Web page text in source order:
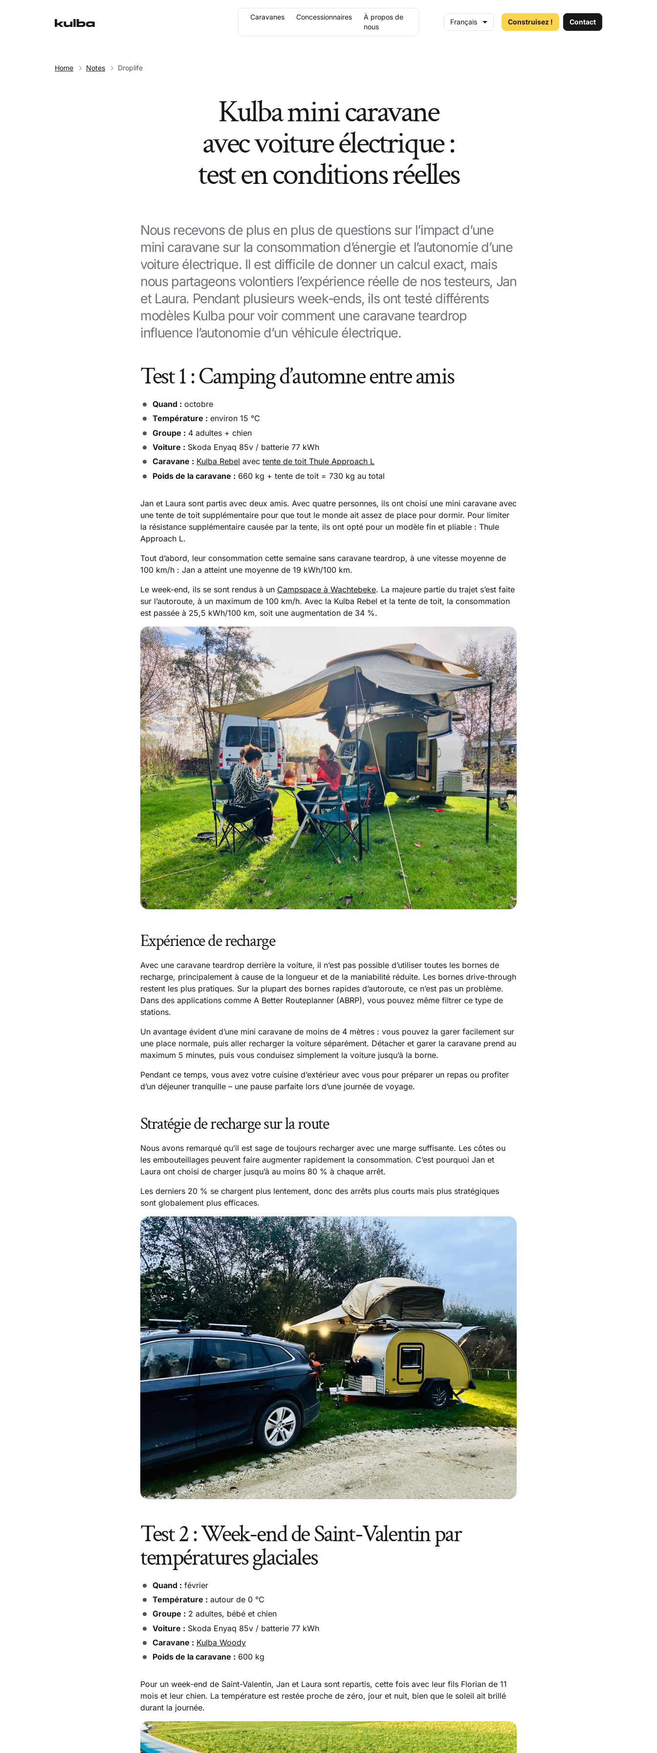
Caravanes Concessionnaires
À propos de
nous
Français Construisez ! Contact
Home Notes Droplife
Kulba mini caravane
avec voiture électrique :
test en conditions réelles
Nous recevons de plus en plus de questions sur l’impact d’une
mini caravane sur la consommation d’énergie et l’autonomie d’une
voiture électrique. Il est difficile de donner un calcul exact, mais
nous partageons volontiers l’expérience réelle de nos testeurs, Jan
et Laura. Pendant plusieurs week-ends, ils ont testé différents
modèles Kulba pour voir comment une caravane teardrop
influence l’autonomie d’un véhicule électrique.
Test 1 : Camping d’automne entre amis
Quand : octobre
Température : environ 15 °C
Groupe : 4 adultes + chien
Voiture : Skoda Enyaq 85v / batterie 77 kWh
Caravane : Kulba Rebel avec tente de toit Thule Approach L
Poids de la caravane : 660 kg + tente de toit = 730 kg au total
Jan et Laura sont partis avec deux amis. Avec quatre personnes, ils ont choisi une mini caravane avec
une tente de toit supplémentaire pour que tout le monde ait assez de place pour dormir. Pour limiter
la résistance supplémentaire causée par la tente, ils ont opté pour un modèle fin et pliable : Thule
Approach L.
Tout d’abord, leur consommation cette semaine sans caravane teardrop, à une vitesse moyenne de
100 km/h : Jan a atteint une moyenne de 19 kWh/100 km.
Le week-end, ils se sont rendus à un Campspace à Wachtebeke. La majeure partie du trajet s’est faite
sur l’autoroute, à un maximum de 100 km/h. Avec la Kulba Rebel et la tente de toit, la consommation
est passée à 25,5 kWh/100 km, soit une augmentation de 34 %.
Expérience de recharge
Avec une caravane teardrop derrière la voiture, il n’est pas possible d’utiliser toutes les bornes de
recharge, principalement à cause de la longueur et de la maniabilité réduite. Les bornes drive-through
restent les plus pratiques. Sur la plupart des bornes rapides d’autoroute, ce n’est pas un problème.
Dans des applications comme A Better Routeplanner (ABRP), vous pouvez même filtrer ce type de
stations.
Un avantage évident d’une mini caravane de moins de 4 mètres : vous pouvez la garer facilement sur
une place normale, puis aller recharger la voiture séparément. Détacher et garer la caravane prend au
maximum 5 minutes, puis vous conduisez simplement la voiture jusqu’à la borne.
Pendant ce temps, vous avez votre cuisine d’extérieur avec vous pour préparer un repas ou profiter
d’un déjeuner tranquille – une pause parfaite lors d’une journée de voyage.
Stratégie de recharge sur la route
Nous avons remarqué qu’il est sage de toujours recharger avec une marge suffisante. Les côtes ou
les embouteillages peuvent faire augmenter rapidement la consommation. C’est pourquoi Jan et
Laura ont choisi de charger jusqu’à au moins 80 % à chaque arrêt.
Les derniers 20 % se chargent plus lentement, donc des arrêts plus courts mais plus stratégiques
sont globalement plus efficaces.
Test 2 : Week-end de Saint-Valentin par
températures glaciales
Quand : février
Température : autour de 0 °C
Groupe : 2 adultes, bébé et chien
Voiture : Skoda Enyaq 85v / batterie 77 kWh
Caravane : Kulba Woody
Poids de la caravane : 600 kg
Pour un week-end de Saint-Valentin, Jan et Laura sont repartis, cette fois avec leur fils Florian de 11
mois et leur chien. La température est restée proche de zéro, jour et nuit, bien que le soleil ait brillé
durant la journée.